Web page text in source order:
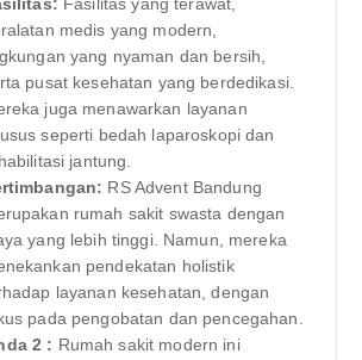
Fasilitas yang terawat,
medis yang modern,
yang nyaman dan bersih,
pusat kesehatan yang berdedikasi.
juga menawarkan layanan
seperti bedah laparoskopi dan
jantung.
RS Advent Bandung
rumah sakit swasta dengan
yang lebih tinggi. Namun, mereka
pendekatan holistik
layanan kesehatan, dengan
pada pengobatan dan pencegahan.
2 : Rumah sakit modern ini